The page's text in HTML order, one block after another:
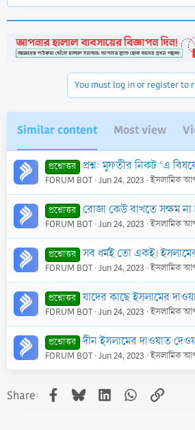
You must log in or register to
Similar content Most view
প্রশ্নোত্তর প্রশ্ন: মুফতীর নিকট ‘এ বিষয়ে ইসলামের হুকুম কী বা ইসলামের দৃষ্টি
FORUM BOT Jun 24, 2023 ইসলামিক
প্রশ্নোত্তর রোজা কেউ রাখতে সক্ষম না হলে
FORUM BOT Jun 24, 2023 ইসলামিক
প্রশ্নোত্তর সব ধর্মই তো একই। ইসলামের
FORUM BOT Jun 24, 2023 ইসলামিক
প্রশ্নোত্তর যাদের কাছে ইসলামের
FORUM BOT Jun 24, 2023 ইসলামিক
প্রশ্নোত্তর দীন ইসলামের দাওয়াত দেওয়ার হুকুম কী? একজন দা‘ঈ
FORUM BOT Jun 24, 2023 ইসলামিক
Share: Facebook
BlueskyLinkedInWhatsApp
Link